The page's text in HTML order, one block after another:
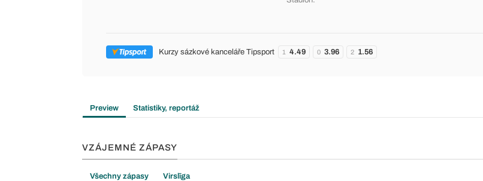
Kurzy sázkové kanceláře Tipsport 1 4.49 0 3.96 2 1.56
Preview Statistiky, reportáž
VZÁJEMNÉ ZÁPASY
Všechny zápasy Virslīga